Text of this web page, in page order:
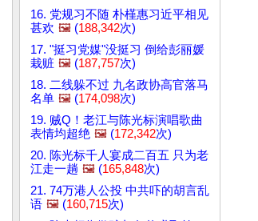
16. 党规习不随 朴槿惠习近平相见
甚欢 🖼️ (188,342次)
17. "挺习党媒"没挺习 倒给彭丽媛
栽赃 🖼️ (187,757次)
18. 二线躲不过 九名政协高官落马
名单 🖼️ (174,098次)
19. 贼Q！老江与陈光标演唱歌曲
表情均超绝 🖼️ (172,342次)
20. 陈光标千人宴成二百五 只为老
江走一趟 🖼️ (165,848次)
21. 74万港人公投 中共吓的胡言乱
语 🖼️ (160,715次)